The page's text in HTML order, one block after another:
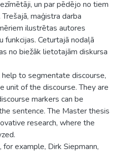
un par pēdējo no tiem
maģistra darba
ilustrētas autores
Ceturtajā nodaļā
no biežāk lietotajām diskursa
to segmentate discourse,
unit of the discourse. They are
markers can be
sentence. The Master thesis
research, where the
example, Dirk Siepmann,